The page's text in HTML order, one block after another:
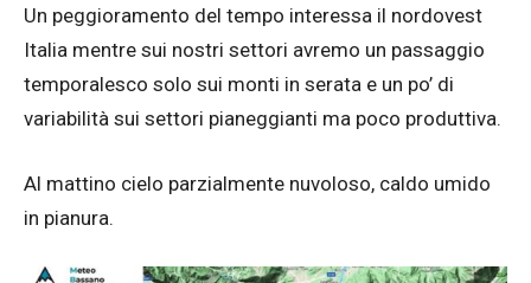
Un peggioramento del tempo interessa il nordovest
Italia mentre sui nostri settori avremo un passaggio
temporalesco solo sui monti in serata e un po’ di
variabilità sui settori pianeggianti ma poco produttiva.
Al mattino cielo parzialmente nuvoloso, caldo umido
in pianura.